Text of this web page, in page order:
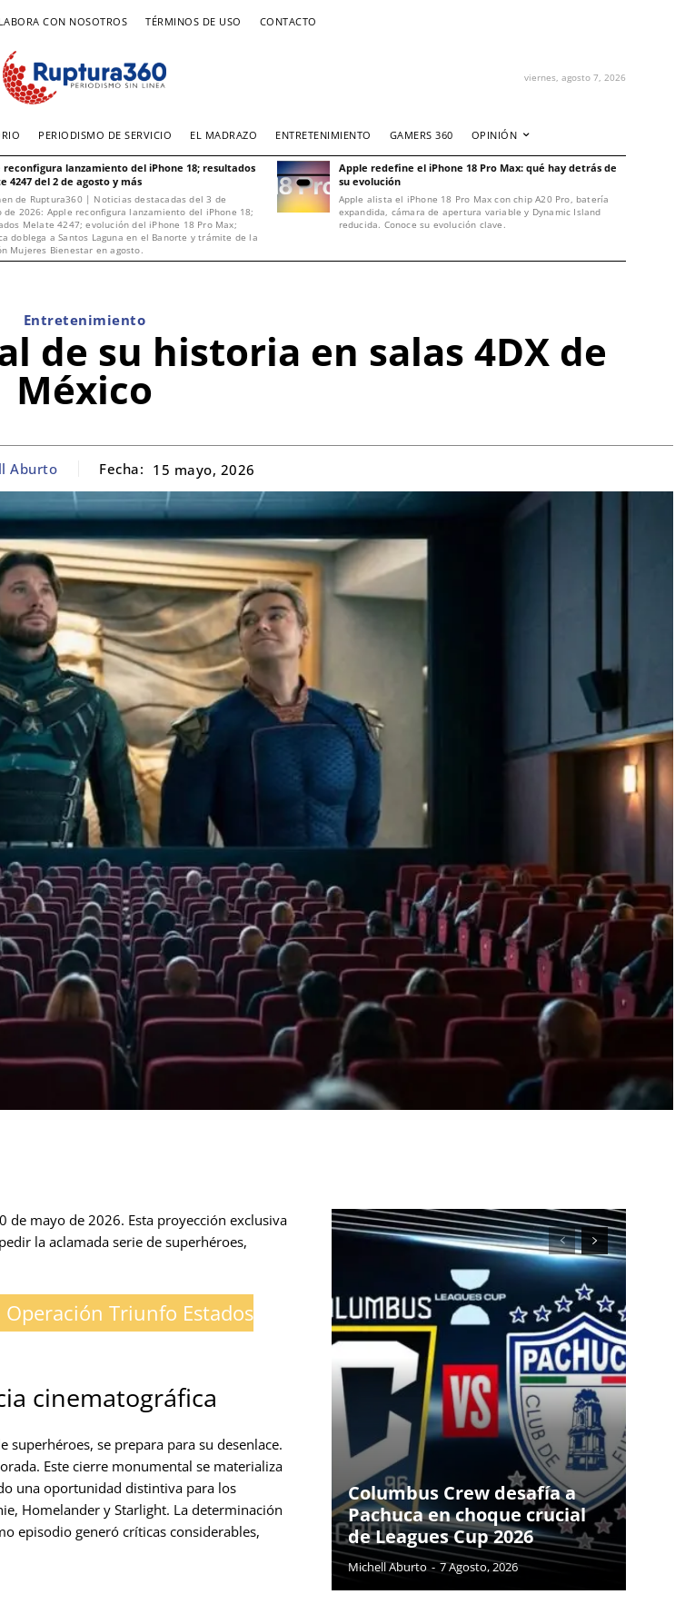
CON NOSOTROS TÉRMINOS DE USO CONTACTO
viernes, agosto 7, 2026
PERIODISMO DE SERVICIO EL MADRAZO ENTRETENIMIENTO GAMERS 360 OPINIÓN
reconfigura lanzamiento del iPhone 18; resultados
4247 del 2 de agosto y más
de Ruptura360 | Noticias destacadas del 3 de
de 2026: Apple reconfigura lanzamiento del iPhone 18;
Melate 4247; evolución del iPhone 18 Pro Max;
doblega a Santos Laguna en el Banorte y trámite de la
Mujeres Bienestar en agosto.
Apple redefine el iPhone 18 Pro Max: qué hay detrás de
su evolución
Apple alista el iPhone 18 Pro Max con chip A20 Pro, batería
expandida, cámara de apertura variable y Dynamic Island
reducida. Conoce su evolución clave.
Entretenimiento
de su historia en salas 4DX de
México
Aburto Fecha: 15 mayo, 2026
de mayo de 2026. Esta proyección exclusiva
la aclamada serie de superhéroes,
Triunfo Estados
cinematográfica
se prepara para su desenlace.
Este cierre monumental se materializa
una oportunidad distintiva para los
Homelander y Starlight. La determinación
episodio generó críticas considerables,
Columbus Crew desafía a
Pachuca en choque crucial
de Leagues Cup 2026
Michell Aburto - 7 Agosto, 2026